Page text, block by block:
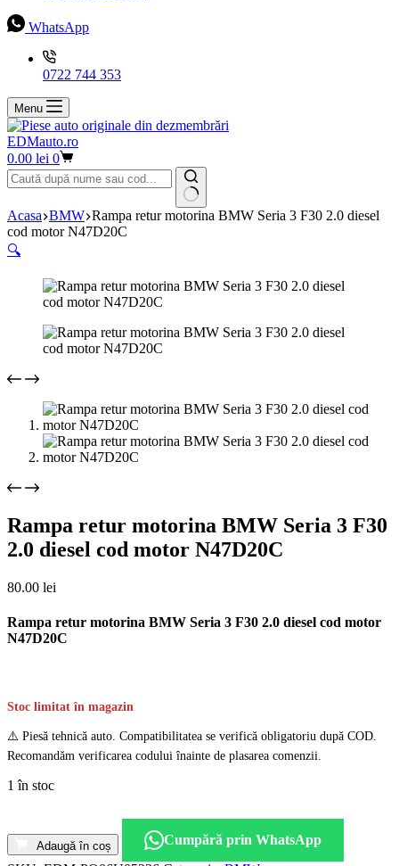
WhatsApp
0722 744 353
Menu
EDMauto.ro
Coș
de
cumpărături
0.00 lei 0
Niciun
rezultat
Acasa BMW Rampa retur motorina BMW Seria 3 F30 2.0 diesel
cod motor N47D20C
🔍
Rampa retur motorina BMW Seria 3 F30
2.0 diesel cod motor N47D20C
80.00 lei
Rampa retur motorina BMW Seria 3 F30 2.0 diesel cod motor
N47D20C
Stoc limitat în magazin
⚠️ Piesă tehnică auto. Compatibilitatea se verifică obligatoriu după COD.
Recomandăm verificarea codului înainte de plasarea comenzii.
1 în stoc
Rampa
Adaugă în coș
Cumpără prin WhatsApp